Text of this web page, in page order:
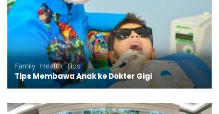
Family, Health,Tips
Tips Membawa Anak ke Dokter Gigi